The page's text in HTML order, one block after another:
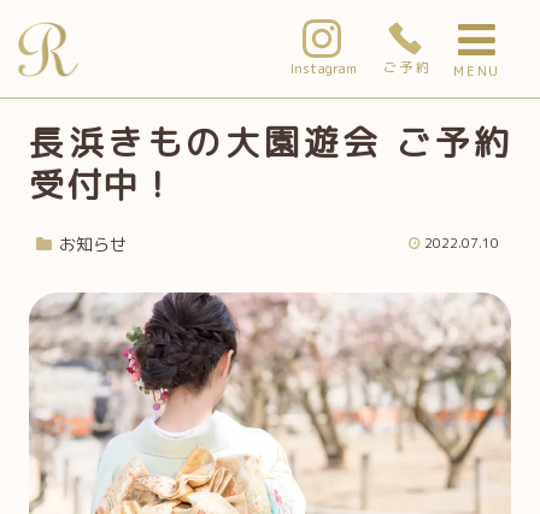
長浜きもの大園遊会 ご予約
受付中！
お知らせ 2022.07.10
Instagram ご予約 MENU